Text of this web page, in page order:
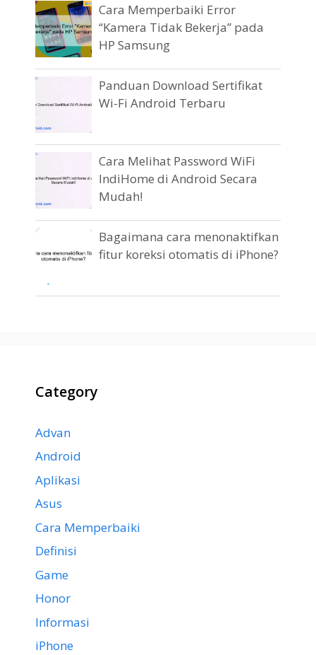
Cara Memperbaiki Error
“Kamera Tidak Bekerja” pada
HP Samsung
Panduan Download Sertifikat
Wi-Fi Android Terbaru
Cara Melihat Password WiFi
IndiHome di Android Secara
Mudah!
Bagaimana cara menonaktifkan
fitur koreksi otomatis di iPhone?
Category
Advan
Android
Aplikasi
Asus
Cara Memperbaiki
Definisi
Game
Honor
Informasi
iPhone